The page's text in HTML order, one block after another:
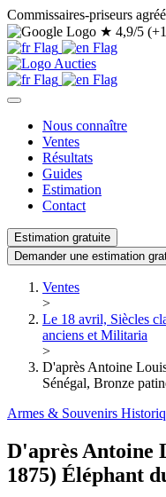
Commissaires-priseurs
★ 4,9/5
Nous connaître
Ventes
Résultats
Guides
Estimation
Contact
Estimation gratuite
Demander une estimation
Ventes
>
Le 18 avril, Siècles
anciens et Militaria
>
D'après Antoine
Sénégal, Bronze
Armes & Souvenirs
D'après Antoine
1875) Éléphant